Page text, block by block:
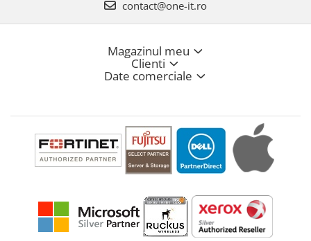
contact@one-it.ro
Magazinul meu
Clienti
Date comerciale